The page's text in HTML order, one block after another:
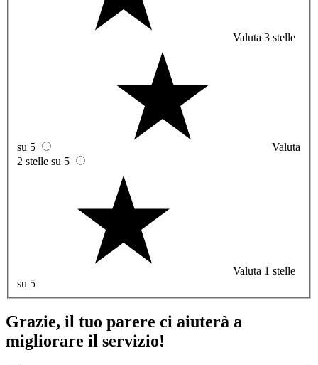
Valuta 3 stelle
su 5
Valuta
2 stelle su 5
Valuta 1 stelle
su 5
Grazie, il tuo parere ci aiuterà a
migliorare il servizio!